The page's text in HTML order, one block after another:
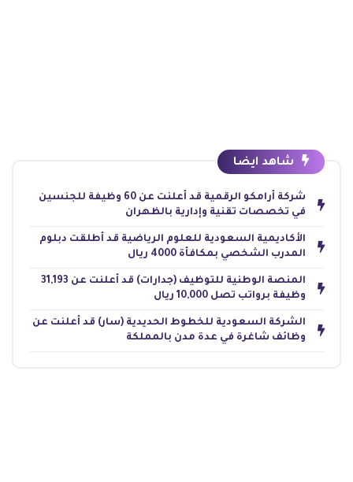
شاهد ايضا
شركة أرامكو الرقمية قد أعلنت عن 60 وظيفة للجنسين
في تخصصات تقنية وإدارية بالظهران
الأكاديمية السعودية للعلوم الرياضية قد أطلقت دبلوم
المدرب الشخصي بمكافأة 4000 ريال
المنصة الوطنية للتوظيف (جدارات) قد أعلنت عن 31,193
وظيفة برواتب تصل 10,000 ريال
الشركة السعودية للخطوط الحديدية (سار) قد أعلنت عن
وظائف شاغرة في عدة مدن بالمملكة